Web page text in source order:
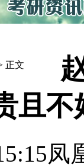
正文
且
凤